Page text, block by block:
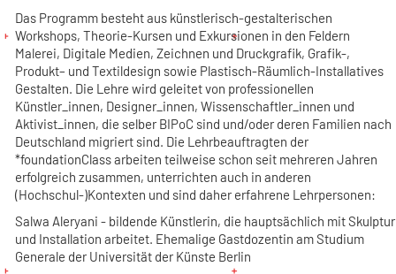
Das Programm besteht aus künstlerisch-gestalterischen
Workshops, Theorie-Kursen und Exkursionen in den Feldern
Malerei, Digitale Medien, Zeichnen und Druckgrafik, Grafik-,
Produkt– und Textildesign sowie Plastisch-Räumlich-Installatives
Gestalten. Die Lehre wird geleitet von professionellen
Künstler_innen, Designer_innen, Wissenschaftler_innen und
Aktivist_innen, die selber BIPoC sind und/oder deren Familien nach
Deutschland migriert sind. Die Lehrbeauftragten der
*foundationClass arbeiten teilweise schon seit mehreren Jahren
erfolgreich zusammen, unterrichten auch in anderen
(Hochschul-)Kontexten und sind daher erfahrene Lehrpersonen:
Salwa Aleryani - bildende Künstlerin, die hauptsächlich mit Skulptur
und Installation arbeitet. Ehemalige Gastdozentin am Studium
Generale der Universität der Künste Berlin